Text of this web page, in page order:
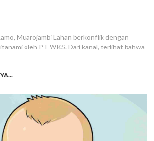
Muarojambi Lahan berkonflik dengan
oleh PT WKS. Dari kanal, terlihat bahwa